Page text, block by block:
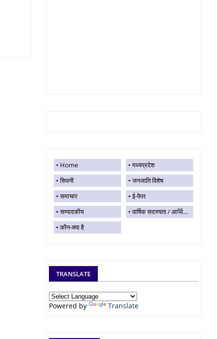
Home
मध्यप्रदेश
सिवनी
जनजाति विशेष
समाचार
ई-पेपर
सम्पादकीय
वार्षिक सदस्यता / आर्थिक सहयोग
कौन-क्या है
TRANSLATE
Powered by Translate